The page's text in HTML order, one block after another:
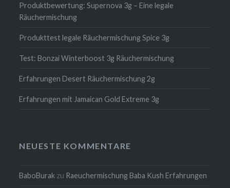
Produktbewertung: Supernova 3g – Eine legale
Räuchermischung
Produkttest legale Räuchermischung Spice 3g
Test: Bonzai Winterboost 3g Räuchermischung
Erfahrungen Desert Räuchermischung 2g
Erfahrungen mit Jamaican Gold Extreme 3g
NEUESTE KOMMENTARE
BaboBurak zu Raeuchermischung Baba Kush Erfahrungen